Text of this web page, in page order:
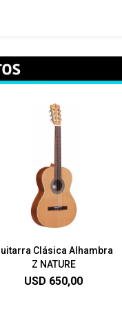
Clásica Alhambra
Z NATURE
USD 650,00